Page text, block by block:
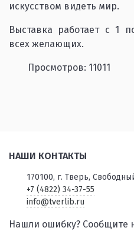
искусством видеть мир.
Выставка работает с 1
всех желающих.
Просмотров: 11011
НАШИ КОНТАКТЫ
170100, г. Тверь,
+7 (4822) 34-37-55
info@tverlib.ru
Нашли ошибку? Сообщите